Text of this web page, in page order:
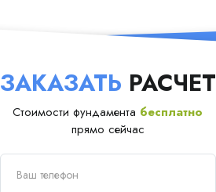
ЗАКАЗАТЬ РАСЧЕТ
Стоимости фундамента бесплатно
прямо сейчас